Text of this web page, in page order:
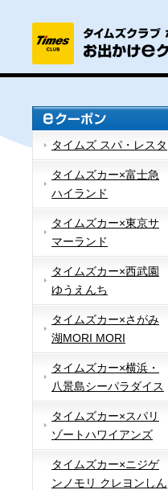
タイムズ スパ・レスタ
タイムズカー×富士急
ハイランド
タイムズカー×東京サ
マーランド
タイムズカー×西武園
ゆうえんち
タイムズカー×さがみ
湖MORI MORI
タイムズカー×横浜・
八景島シーパラダイス
タイムズカー×スパリ
ゾートハワイアンズ
タイムズカー×ニジゲ
ンノモリ クレヨンしん